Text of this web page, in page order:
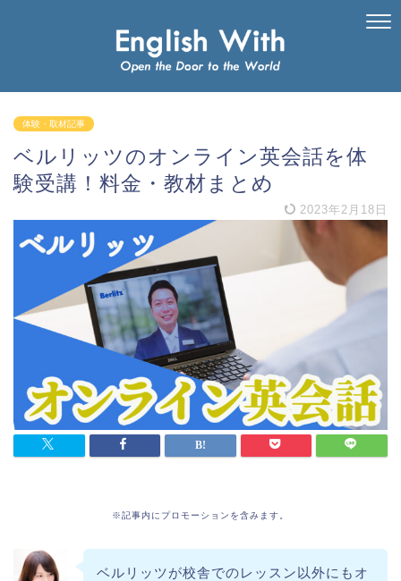
体験・取材記事
ベルリッツのオンライン英会話を体
験受講！料金・教材まとめ
2023年2月18日
※記事内にプロモーションを含みます。
ベルリッツが校舎でのレッスン以外にもオ